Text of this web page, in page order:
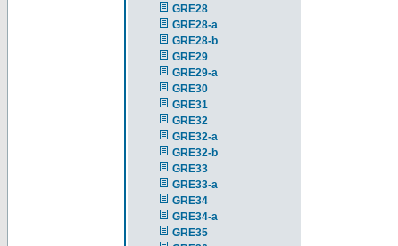
GRE28
GRE28-a
GRE28-b
GRE29
GRE29-a
GRE30
GRE31
GRE32
GRE32-a
GRE32-b
GRE33
GRE33-a
GRE34
GRE34-a
GRE35